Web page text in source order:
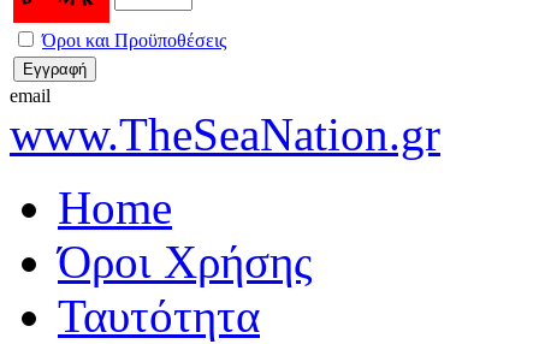
Όροι και Προϋποθέσεις
email
www.TheSeaNation.gr
Home
Όροι Χρήσης
Ταυτότητα